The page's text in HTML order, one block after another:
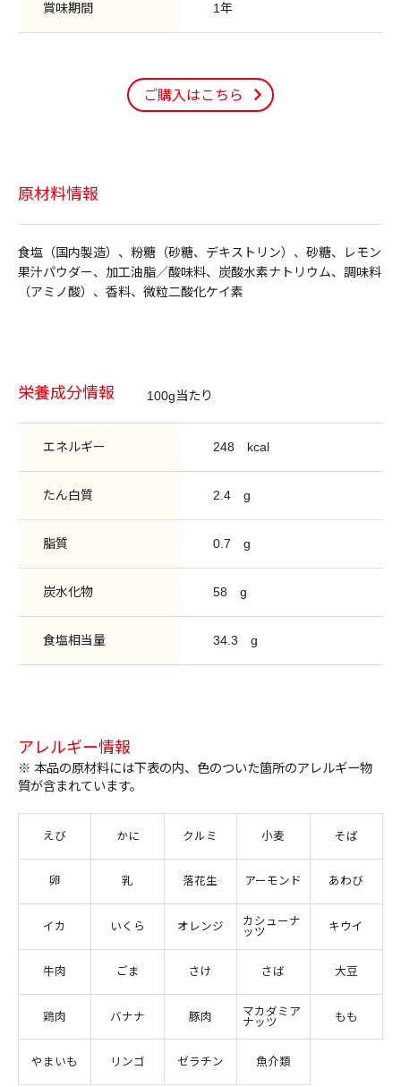
賞味期間 1年
ご購入はこちら
原材料情報
食塩（国内製造）、粉糖（砂糖、デキストリン）、砂糖、レモン
果汁パウダー、加工油脂／酸味料、炭酸水素ナトリウム、調味料
（アミノ酸）、香料、微粒二酸化ケイ素
栄養成分情報 100g当たり
エネルギー 248 kcal
たん白質 2.4 g
脂質 0.7 g
炭水化物 58 g
食塩相当量 34.3 g
アレルギー情報
※ 本品の原材料には下表の内、色のついた箇所のアレルギー物
質が含まれています。
えび かに クルミ 小麦 そば
卵 乳 落花生 アーモンド あわび
イカ いくら オレンジ
カシューナ
ッツ
キウイ
牛肉 ごま さけ さば 大豆
鶏肉 バナナ 豚肉
マカダミア
ナッツ
もも
やまいも リンゴ ゼラチン 魚介類